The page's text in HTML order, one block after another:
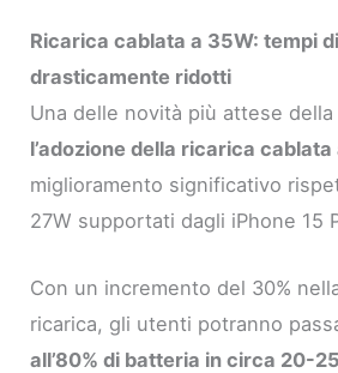
Ricarica cablata a 35W: tempi
drasticamente ridotti
Una delle novità più attese della
l’adozione della ricarica
miglioramento significativo
27W supportati dagli iPhone 15
Con un incremento del 30%
ricarica, gli utenti potranno
all’80% di batteria in circa 20-